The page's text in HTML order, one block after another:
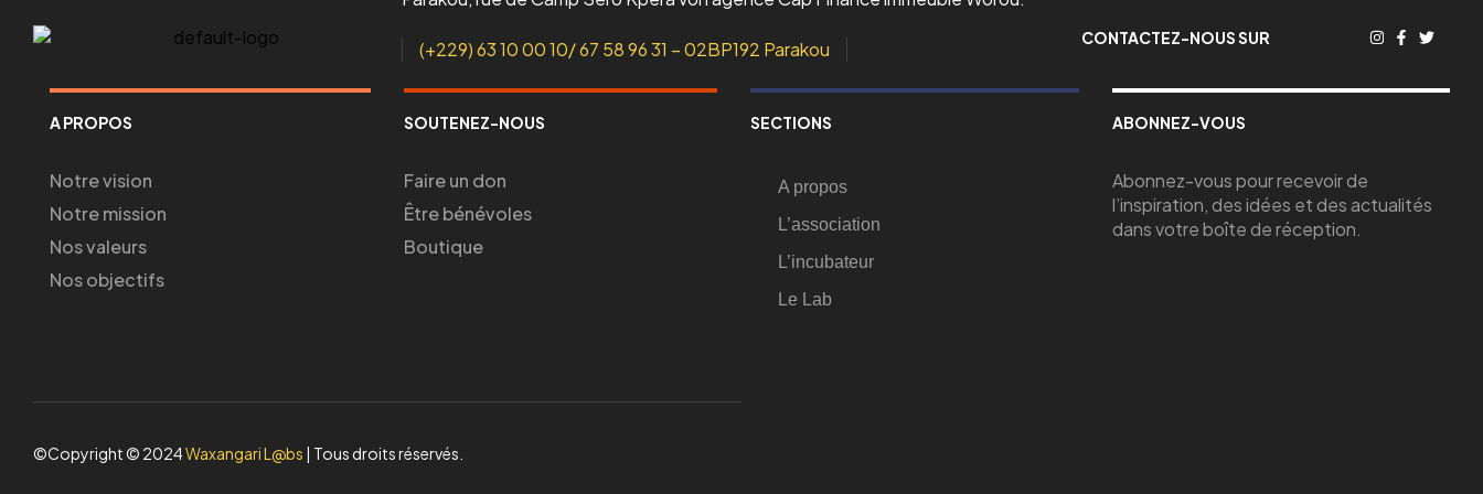
(+229) 63 10 00 10/ 67 58 96 31 – 02BP192 Parakou CONTACTEZ-NOUS SUR
A PROPOS
Notre vision
Notre mission
Nos valeurs
Nos objectifs
SOUTENEZ-NOUS
Faire un don
Être bénévoles
Boutique
SECTIONS
A propos
L’association
L’incubateur
Le Lab
ABONNEZ-VOUS
Abonnez-vous pour recevoir de
l’inspiration, des idées et des actualités
dans votre boîte de réception.
©Copyright © 2024Waxangari L@bs | Tous droits réservés.